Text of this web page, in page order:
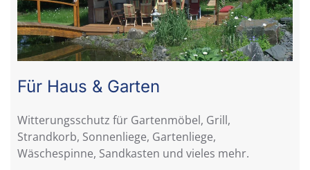
Für Haus & Garten
Witterungsschutz für Gartenmöbel, Grill,
Strandkorb, Sonnenliege, Gartenliege,
Wäschespinne, Sandkasten und vieles mehr.